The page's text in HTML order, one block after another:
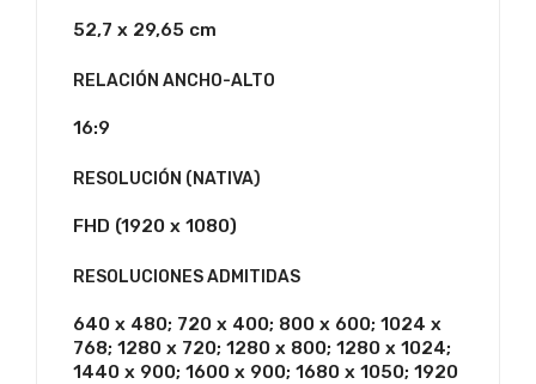
52,7 x 29,65 cm
RELACIÓN ANCHO-ALTO
16:9
RESOLUCIÓN (NATIVA)
FHD (1920 x 1080)
RESOLUCIONES ADMITIDAS
640 x 480; 720 x 400; 800 x 600; 1024 x
768; 1280 x 720; 1280 x 800; 1280 x 1024;
1440 x 900; 1600 x 900; 1680 x 1050; 1920